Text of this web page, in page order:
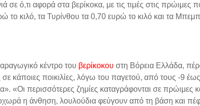
ό,τι αφορά στα βερίκοκα, με τις τιμές στις πρώιμες
κιλό, τα Τυρίνθου τα 0,70 ευρώ το κιλό και τα
κέντρο του βερίκοκου στη Βόρεια Ελλάδα,
κάποιες ποικιλίες, λόγω του παγετού, από τους -9
«Οι περισσότερες ζημίες καταγράφονται σε πρώιμες
η άνθηση, λουλούδια φεύγουν από τη βάση και